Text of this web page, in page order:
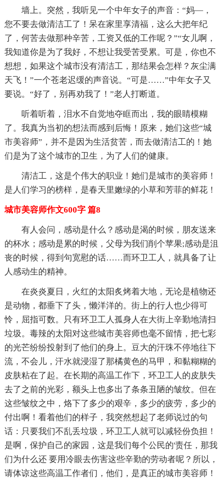
墙上。突然，我听见一个中年女子的声音：“妈—，
您不要去做清洁工了！呆在家里享清福，这么大把年纪
了，何苦去做那种辛苦，工资又低的工作呢？”“女儿啊，
我知道你是为了我好，不想让我受苦受累。可是，你也不
想想，如果这个城市没有清洁工，那结果会怎样？灰尘满
天飞！”一个苍老迟缓的声音说。“可是……”中年女子又
要说。“好了，别再劝我了！”老人打断道。
听着听着，泪水不自觉地夺眶而出，我的眼睛模糊
了。我真为当初的想法而感到后悔！原来，她们这些“城
市美容师”，并不是因为生活贫苦，而去做清洁工的！她
们是为了这个城市的卫生，为了人们的健康。
清洁工，这是个伟大的职业！她们是城市的美容师！
是人们学习的榜样，是春天里嫩绿的小草和芳菲的鲜花！
城市美容师作文600字 篇8
有人会问，感动是什么？感动是渴的时候，朋友送来
的杯水；感动是累的时候，父母为我们削个苹果;感动是沮
丧的时候，得到句宽慰的话……而环卫工人，就具备了让
人感动生的精神。
在炎炎夏日，火红的太阳炙烤着大地，无论是植物还
是动物，都垂下了头，懒洋洋的。街上的行人也少得可
怜，屈指可数。只有环卫工人孤身人在大街上辛勤地清扫
垃圾。毒辣的太阳对这些城市美容师也毫不留情，把七彩
的光芒纷纷投射到了他们的身上。豆大的汗珠不停地往下
流，不会儿，汗水就浸湿了那橘黄色的马甲，和黏糊糊的
皮肤粘在了起。在长期的高温工作下，环卫工人的皮肤失
去了之前的光彩，额头上也多出了条条丑陋的皱纹。但在
这些皱纹之中，烙下了多少的艰辛，多少的疲劳，多少的
付出啊！看着他们的样子，我突然想起了老师说过的句
话：只要我们不乱丢垃圾，环卫工人就可以减轻份负担！
是啊，保护自己的家园，这是我们每个公民的'责任，那我
们为什么还 要用冷眼去伤害这些辛勤的劳动者呢？所以，
请体谅这些高温工作者们，他们，是真正的城市美容师！